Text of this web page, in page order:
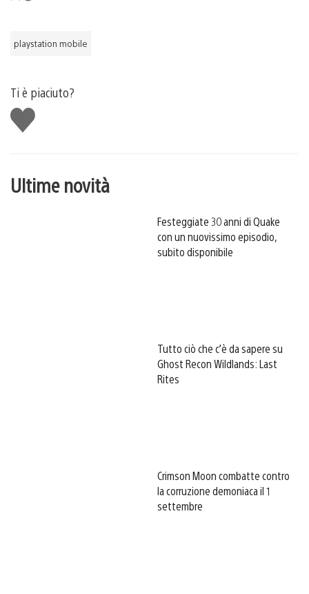
playstation mobile
Ti è piaciuto?
Mi
piace
Ultime novità
Festeggiate 30 anni di Quake
con un nuovissimo episodio,
subito disponibile
Tutto ciò che c’è da sapere su
Ghost Recon Wildlands: Last
Rites
Crimson Moon combatte contro
la corruzione demoniaca il 1
settembre